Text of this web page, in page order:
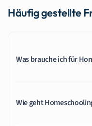
Häufig gestellte
Was brauche ich für
Wie geht